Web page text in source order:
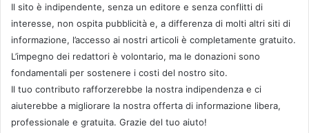
Il sito è indipendente, senza un editore e senza conflitti di
interesse, non ospita pubblicità e, a differenza di molti altri siti di
informazione, l’accesso ai nostri articoli è completamente gratuito.
L’impegno dei redattori è volontario, ma le donazioni sono
fondamentali per sostenere i costi del nostro sito.
Il tuo contributo rafforzerebbe la nostra indipendenza e ci
aiuterebbe a migliorare la nostra offerta di informazione libera,
professionale e gratuita. Grazie del tuo aiuto!